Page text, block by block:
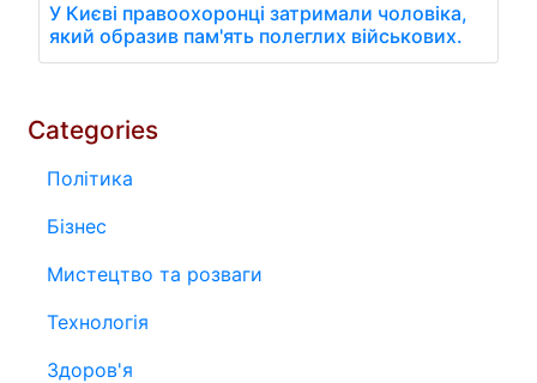
У Києві правоохоронці затримали чоловіка,
який образив пам'ять полеглих військових.
Categories
Політика
Бізнес
Мистецтво та розваги
Технологія
Здоров'я